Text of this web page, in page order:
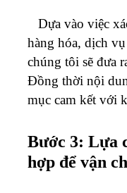
Dựa vào việc
hàng hóa, dịch
chúng tôi sẽ đưa
Đồng thời nội
mục cam kết với
Bước 3: Lựa
hợp để vận